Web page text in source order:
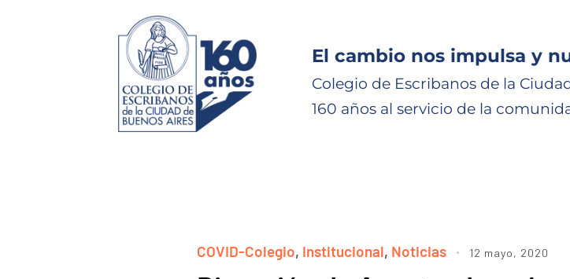
El cambio nos impulsa y
Colegio de Escribanos de la
160 años al servicio de la
COVID-Colegio, Institucional, Noticias 12 mayo, 2020